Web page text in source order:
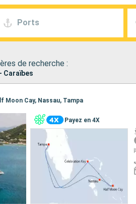
Ports
de recherche :
Caraïbes
Moon Cay, Nassau, Tampa
Payez en 4X